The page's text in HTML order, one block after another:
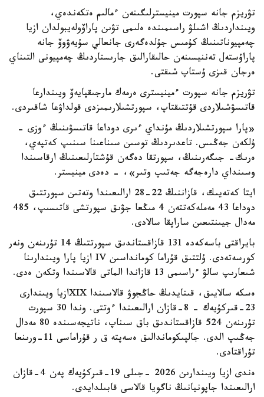
تۋريزم جانە سپورت مينيسترلىگىنەن ءمالىم ەتكەندەي،
ويىنداردىڭ اشىلۋ راسىمىندە ەلىمى تۋىن پاراۆولەيبولدان ازيا
چەمپيوناتىنىڭ كۇمىس جۇلدەگەرى جانعالي سۇيەۋوۆ جانە
پاراۇستەل تەننيسىنەن حالىقارالىق جارىستاردىڭ چەمپيونى التىناي
ەرجان قىزى ۇستاپ شىقتى.
تۋريزم جانە سپورت ءمينيسترى ەرمەك مارجىقپايەۆ ويىندارعا
قاتىسۋشىلاردى قۇتتىقتاپ، سپورتشىلارىمىزدى قولداۋعا شاقىردى.
«پارا سپورتشىلاردىڭ مۇنداي ءىرى دوداعا قاتىسۋىنىڭ ءوزى -
ۇلكەن جەڭىس. تاعدىردىڭ توسىن سىناعىنا سىنىپ كەتپەي،
ەرىك- جىگەرىنىڭ، سپورتقا دەگەن قۇشتارلىعىنىڭ ارقاسىندا
وسىنداي دارەجەگە جەتىپ وتىر»، - دەدى مينيستر.
ايتا كەتەيىك، قازاننىڭ 22-28 ارالىعىندا وتەتىن سپورتتىق
دوداعا 43 مەملەكەتتەن 4 مىڭعا جۋىق سپورتشى قاتىسىپ، 485
مەدال جيىنتىعىن ساراپقا سالادى.
بايراقتى باسەكەدە 131 قازاقستاندىق سپورتتىڭ 14 تۇرىنەن ونەر
كورسەتەدى. ۇلتتىق قۇراما كومانداسىن IV ازيا پارا ويىندارىنا
شىعارىپ سالۋ ءراسىمى 13 قازاندا الماتى قالاسىندا وتكەن ەدى.
ەسكە سالايىق، قىتايدىڭ حاڭجوۋ قالاسىندا XIXازيا ويىندارى
23-قىركۇيەك – 8-قازان ارالىعىندا ءوتتى. وندا 30 سپورت
تۇرىنەن 524 قازاقستاندىق باق سىناپ، ناتيجەسىندە 80 مەدال
جەڭىپ الدى. جالپىكوماندالىق ەسەپتە ق ر قۇراماسى 11-ورىنعا
تۇراقتادى.
ەندى ازيا ويىندارىن 2026 -جىلى 19-قىركۇيەك پەن 4-قازان
ارالىعىندا جاپونيانىڭ ناگويا قالاسى قابىلدايدى.